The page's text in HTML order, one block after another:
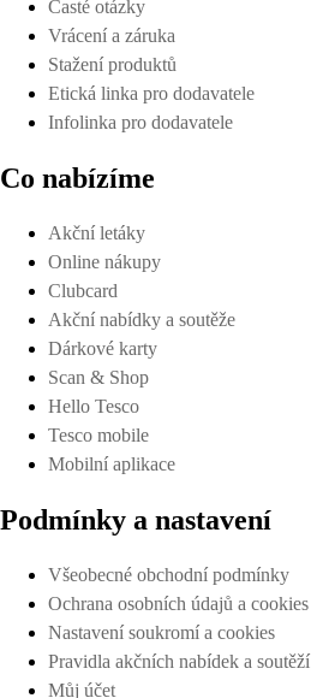
Časté otázky
Vrácení a záruka
Stažení produktů
Etická linka pro dodavatele
Infolinka pro dodavatele
Co nabízíme
Akční letáky
Online nákupy
Clubcard
Akční nabídky a soutěže
Dárkové karty
Scan & Shop
Hello Tesco
Tesco mobile
Mobilní aplikace
Podmínky a nastavení
Všeobecné obchodní podmínky
Ochrana osobních údajů a cookies
Nastavení soukromí a cookies
Pravidla akčních nabídek a soutěží
Můj účet